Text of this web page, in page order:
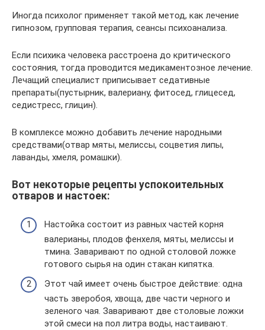
Иногда психолог применяет такой метод, как лечение
гипнозом, групповая терапия, сеансы психоанализа.
Если психика человека расстроена до критического
состояния, тогда проводится медикаментозное лечение.
Лечащий специалист приписывает седативные
препараты(пустырник, валериану, фитосед, глицесед,
седистресс, глицин).
В комплексе можно добавить лечение народными
средствами(отвар мяты, мелиссы, соцветия липы,
лаванды, хмеля, ромашки).
Вот некоторые рецепты успокоительных
отваров и настоек:
Настойка состоит из равных частей корня
валерианы, плодов фенхеля, мяты, мелиссы и
тмина. Заваривают по одной столовой ложке
готового сырья на один стакан кипятка.
Этот чай имеет очень быстрое действие: одна
часть зверобоя, хвоща, две части черного и
зеленого чая. Заваривают две столовые ложки
этой смеси на пол литра воды, настаивают.